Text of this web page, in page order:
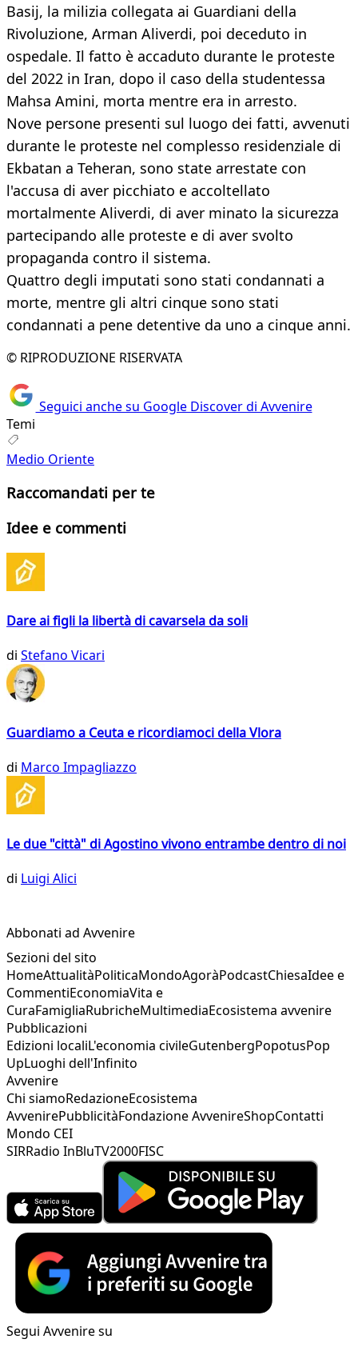
Basij, la milizia collegata ai Guardiani della
Rivoluzione, Arman Aliverdi, poi deceduto in
ospedale. Il fatto è accaduto durante le proteste
del 2022 in Iran, dopo il caso della studentessa
Mahsa Amini, morta mentre era in arresto.
Nove persone presenti sul luogo dei fatti, avvenuti
durante le proteste nel complesso residenziale di
Ekbatan a Teheran, sono state arrestate con
l'accusa di aver picchiato e accoltellato
mortalmente Aliverdi, di aver minato la sicurezza
partecipando alle proteste e di aver svolto
propaganda contro il sistema.
Quattro degli imputati sono stati condannati a
morte, mentre gli altri cinque sono stati
condannati a pene detentive da uno a cinque anni.
© RIPRODUZIONE RISERVATA
Seguici anche su Google Discover di Avvenire
Temi
Medio Oriente
Raccomandati per te
Idee e commenti
Dare ai figli la libertà di cavarsela da soli
di Stefano Vicari
Guardiamo a Ceuta e ricordiamoci della Vlora
di Marco Impagliazzo
Le due "città" di Agostino vivono entrambe dentro di noi
di Luigi Alici
Abbonati ad Avvenire
Sezioni del sito
HomeAttualitàPoliticaMondoAgoràPodcastChiesaIdee e
CommentiEconomiaVita e
CuraFamigliaRubricheMultimediaEcosistema avvenire
Pubblicazioni
Edizioni localiL'economia civileGutenbergPopotusPop
UpLuoghi dell'Infinito
Avvenire
Chi siamoRedazioneEcosistema
AvvenirePubblicitàFondazione AvvenireShopContatti
Mondo CEI
SIRRadio InBluTV2000FISC
Segui Avvenire su